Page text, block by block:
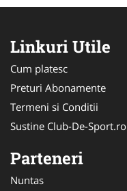
Linkuri Utile
Cum platesc
Preturi Abonamente
Termeni si Conditii
Sustine Club-De-Sport.ro
Parteneri
Nuntas